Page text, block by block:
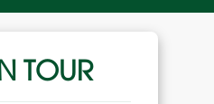
TOUR